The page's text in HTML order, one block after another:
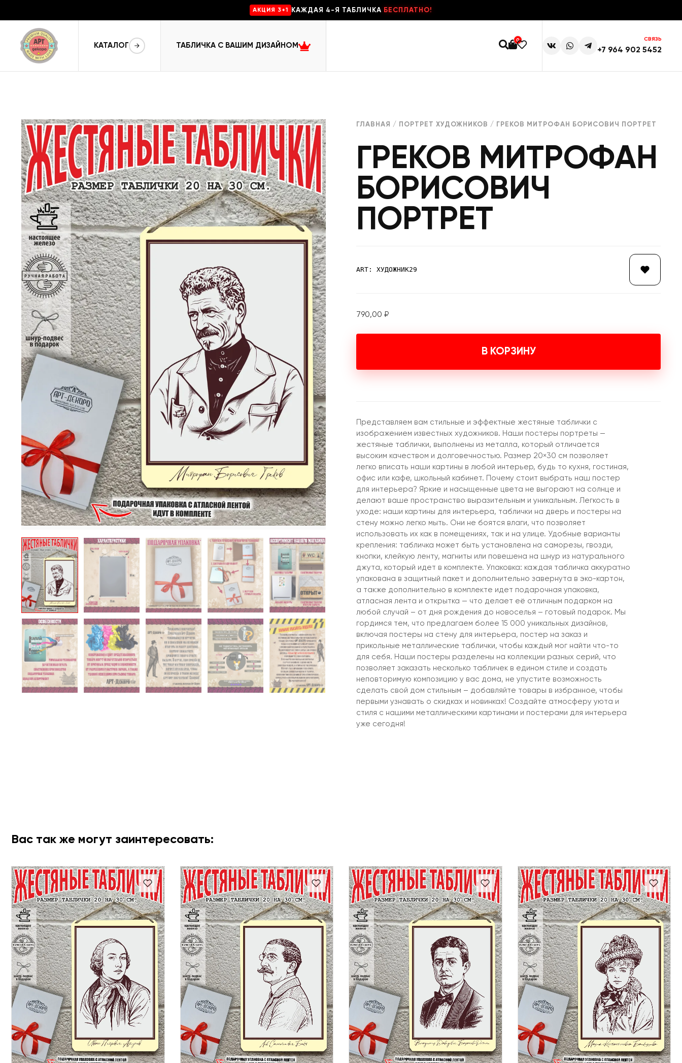
AKЦИЯ 3+1 КАЖДАЯ 4-Я ТАБЛИЧКА БЕСПЛАТНО!
КАТАЛОГ ТАБЛИЧКА С ВАШИМ ДИЗАЙНОМ
0 СВЯЗЬ
+7 964 902 5452
ГЛАВНАЯ / ПОРТРЕТ ХУДОЖНИКОВ / ГРЕКОВ МИТРОФАН БОРИСОВИЧ ПОРТРЕТ
ГРЕКОВ МИТРОФАН
БОРИСОВИЧ
ПОРТРЕТ
ART: ХУДОЖНИК29
790,00 ₽
В КОРЗИНУ
Представляем вам стильные и эффектные жестяные таблички с
изображением известных художников. Наши постеры портреты —
жестяные таблички, выполнены из металла, который отличается
высоким качеством и долговечностью. Размер 20×30 см позволяет
легко вписать наши картины в любой интерьер, будь то кухня, гостиная,
офис или кафе, школьный кабинет. Почему стоит выбрать наш постер
для интерьера? Яркие и насыщенные цвета не выгорают на солнце и
делают ваше пространство выразительным и уникальным. Легкость в
уходе: наши картины для интерьера, таблички на дверь и постеры на
стену можно легко мыть. Они не боятся влаги, что позволяет
использовать их как в помещениях, так и на улице. Удобные варианты
крепления: табличка может быть установлена на саморезы, гвозди,
кнопки, клейкую ленту, магниты или повешена на шнур из натурального
джута, который идет в комплекте. Упаковка: каждая табличка аккуратно
упакована в защитный пакет и дополнительно завернута в эко-картон,
а также дополнительно в комплекте идет подарочная упаковка,
атласная лента и открытка — что делает её отличным подарком на
любой случай – от дня рождения до новоселья – готовый подарок. Мы
гордимся тем, что предлагаем более 15 000 уникальных дизайнов,
включая постеры на стену для интерьера, постер на заказ и
прикольные металлические таблички, чтобы каждый мог найти что-то
для себя. Наши постеры разделены на коллекции разных серий, что
позволяет заказать несколько табличек в едином стиле и создать
неповторимую композицию у вас дома, не упустите возможность
сделать свой дом стильным – добавляйте товары в избранное, чтобы
первыми узнавать о скидках и новинках! Создайте атмосферу уюта и
стиля с нашими металлическими картинами и постерами для интерьера
уже сегодня!
Вас так же могут заинтересовать: